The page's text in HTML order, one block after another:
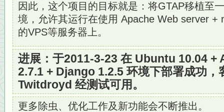
因此，这个项目的目标就是：将GTAP移植至
境，允许其运行在使用 Apache Web server +
的VPS等服务器上。
进展：于2011-3-23 在 Ubuntu 10.04
2.7.1 + Django 1.2.5 环境下部署成功
Twitdroyd 经测试可用。
更多除虫、优化工作及新功能会不断推出。